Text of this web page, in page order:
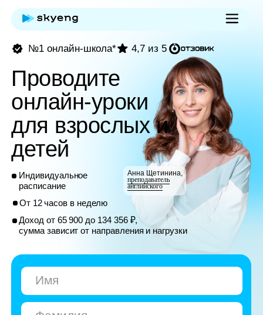
Индивидуальное
расписание
От 12 часов в неделю
Доход от 65 900 до 134 356 ₽,
сумма зависит от направления и нагрузки
4,7 из 5
Проводите
онлайн-уроки
для взрослых и
детей
Анна Щетинина,
преподаватель